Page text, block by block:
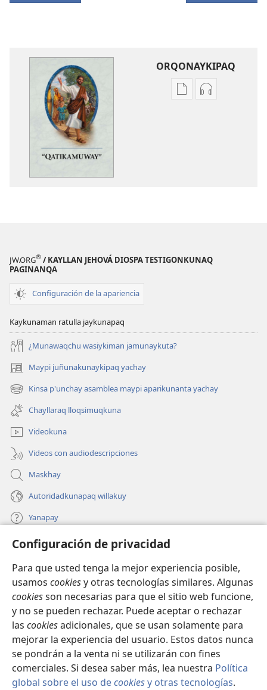
Configuración de privacidad
Para que usted tenga la mejor experiencia posible,
usamos cookiesy otras tecnologías similares. Algunas
cookiesson necesarias para que el sitio web funcione,
y no se pueden rechazar. Puede aceptar o rechazar
las cookiesadicionales, que se usan solamente para
mejorar la experiencia del usuario. Estos datos nunca
se pondrán a la venta ni se utilizarán con fines
comerciales. Si desea saber más, lea nuestra Política
global sobre el uso decookiesy otras tecnologías.
ORQONAYKIPAQ
KaypiKaypin
JW.ORG® / KAYLLAN JEHOVÁ DIOSPA TESTIGONKUNAQ
PAGINANQA
Configuración de la apariencia
Kaykunaman ratulla jaykunapaq
¿Munawaqchu wasiykiman jamunaykuta?
Maypi juñunakunaykipaq yachay
(abre
una
nueva
ventana)
Kinsa p'unchay asamblea maypi aparikunanta yachay
(abre
una
nueva
ventana)
Chayllaraq lloqsimuqkuna
Videokuna
Videos con audiodescripciones
Maskhay
Autoridadkunapaq willakuy
Yanapay
Donacionta churanapaq
una
nueva
ventana)
INTERNETPI QELQANCHISKUNA Watchtower™
(abre
una
nueva
ventana)
JW Hub
(abre
una
nueva
ventana)
JW Library ®